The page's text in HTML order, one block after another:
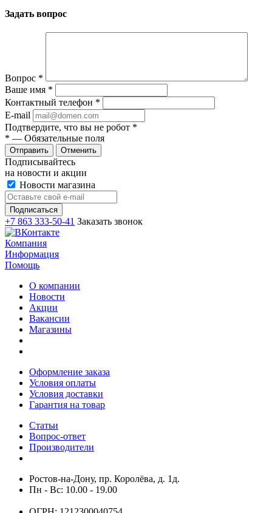
Задать вопрос
Вопрос *
Ваше имя *
Контактный телефон *
E-mail
Подтвердите, что вы не робот *
* — Обязательные поля
Отменить
Подписывайтесь
на новости и акции
Новости магазина
+7 863 333-50-41 Заказать звонок
Компания
Информация
Помощь
О компании
Новости
Акции
Вакансии
Магазины
Оформление заказа
Условия оплаты
Условия доставки
Гарантия на товар
Статьи
Вопрос-ответ
Производители
Ростов-на-Дону, пр. Королёва, д. 1д.
Пн - Вс: 10.00 - 19.00